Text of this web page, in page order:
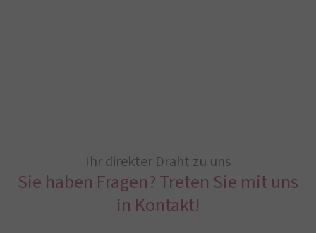
Ihr direkter Draht zu uns
Sie haben Fragen? Treten Sie mit uns
in Kontakt!